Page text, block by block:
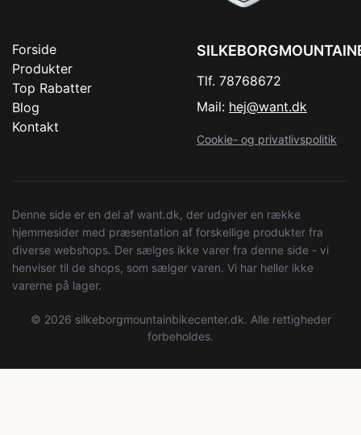
Forside
Produkter
Top Rabatter
Blog
Kontakt
Tlf. 78768672
Mail: hej@want.dk
Cookie- og privatlivspolitik
Denne side er en del af want.dk, der udgiver en række
hjemmesider med præsentation af forskellige produkter fra
diverse webshops. Der sælges ikke varer fra denne side - vi
henviser til de shops, som sælger varen. Vi har heller ikke
varerne på lager.
© 2026 silkeborgmountainbikecenter.dk. Alle rettigheder
forbeholdes.